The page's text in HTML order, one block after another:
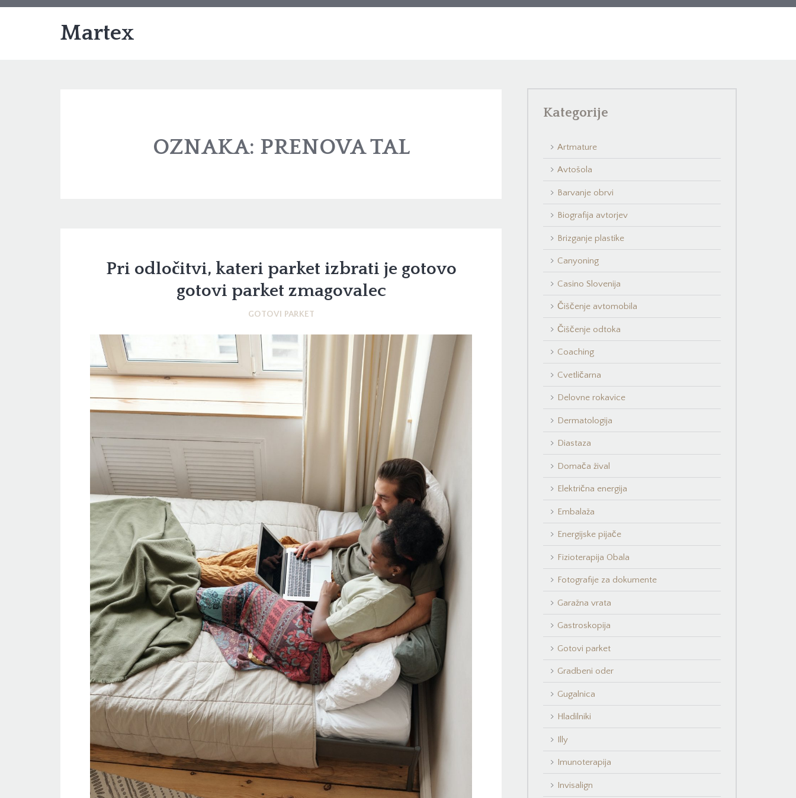
Martex
OZNAKA: PRENOVA TAL
Pri odločitvi, kateri parket izbrati je gotovo
gotovi parket zmagovalec
GOTOVI PARKET
Kategorije
Artmature
Avtošola
Barvanje obrvi
Biografija avtorjev
Brizganje plastike
Canyoning
Casino Slovenija
Čiščenje avtomobila
Čiščenje odtoka
Coaching
Cvetličarna
Delovne rokavice
Dermatologija
Diastaza
Domača žival
Električna energija
Embalaža
Energijske pijače
Fizioterapija Obala
Fotografije za dokumente
Garažna vrata
Gastroskopija
Gotovi parket
Gradbeni oder
Gugalnica
Hladilniki
Illy
Imunoterapija
Invisalign